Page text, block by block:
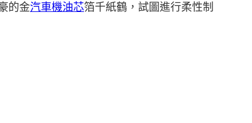
的金汽車機油芯箔千紙鶴，試圖進行柔性制